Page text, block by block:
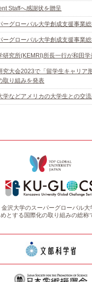
Staffへ感謝状を贈呈
ーグローバル大学創成支援事業
ーグローバル大学創成支援事業
研究所(KEMRI)所長一行が和田学
究大会2023で「留学生キャリア
取り組みを発表
学などアメリカの大学生との交
金沢大学のスーパーグローバル
めとする国際化の取り組みの総称